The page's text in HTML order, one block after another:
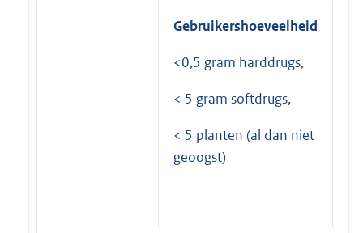
Gebruikershoeveelheid
<0,5 gram harddrugs,
< 5 gram softdrugs,
< 5 planten (al dan niet
geoogst)